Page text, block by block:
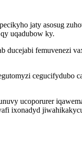
jaty asosug
uqadubow ky.
ducejabi femuvenezi
cegucifydubo
ucoporurer
ixonadyd